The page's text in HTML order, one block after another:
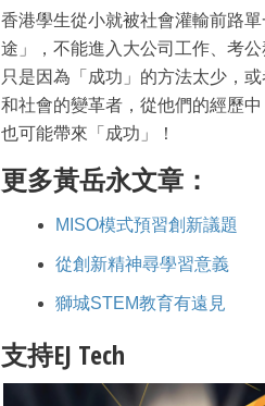
香港學生從小就被社會灌輸前路
途」，不能進入大公司工作、考
只是因為「成功」的方法太少，
和社會的變革者，從他們的經歷
也可能帶來「成功」！
更多黃岳永文章：
MISO模式預習創新議題
從創新精神尋學習意義
獅城STEM教育有遠見
支持EJ Tech